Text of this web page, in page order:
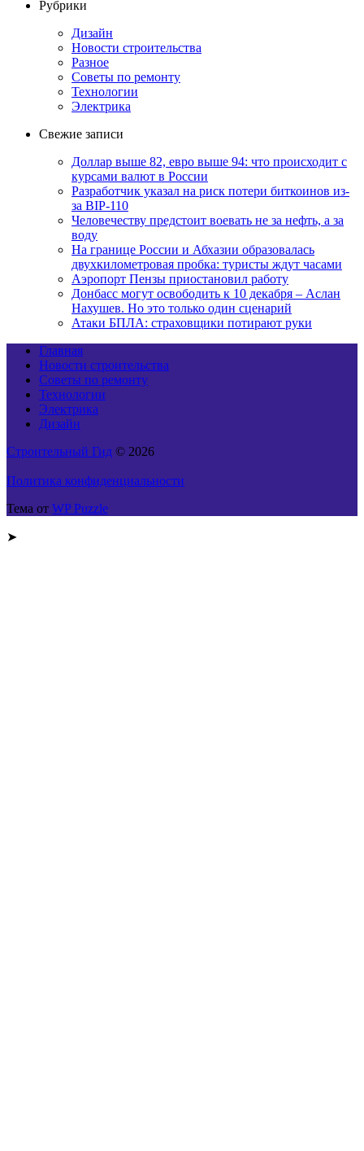
Рубрики
Дизайн
Новости строительства
Разное
Советы по ремонту
Технологии
Электрика
Свежие записи
Доллар выше 82, евро выше 94: что происходит с
курсами валют в России
Разработчик указал на риск потери биткоинов из-
за BIP-110
Человечеству предстоит воевать не за нефть, а за
воду
На границе России и Абхазии образовалась
двухкилометровая пробка: туристы ждут часами
Аэропорт Пензы приостановил работу
Донбасс могут освободить к 10 декабря – Аслан
Нахушев. Но это только один сценарий
Атаки БПЛА: страховщики потирают руки
Главная
Новости строительства
Советы по ремонту
Технологии
Электрика
Дизайн
Строительный Гид © 2026
Политика конфиденциальности
Тема от WP Puzzle
➤